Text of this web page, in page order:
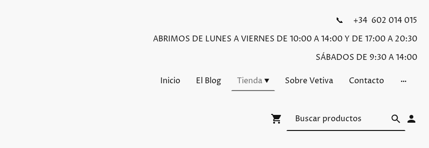
📞 +34 602 014 015
ABRIMOS DE LUNES A VIERNES DE 10:00 A 14:00 Y DE 17:00 A 20:30
SÁBADOS DE 9:30 A 14:00
Inicio El Blog Tienda Sobre Vetiva Contacto